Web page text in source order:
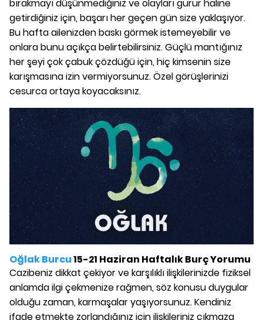
bırakmayı düşünmediğiniz ve olayları gurur haline
getirdiğiniz için, başarı her geçen gün size yaklaşıyor.
Bu hafta ailenizden baskı görmek istemeyebilir ve
onlara bunu açıkça belirtebilirsiniz. Güçlü mantığınız
her şeyi çok çabuk çözdüğü için, hiç kimsenin size
karışmasına izin vermiyorsunuz. Özel görüşlerinizi
cesurca ortaya koyacaksınız.
Oğlak Burcu15-21 Haziran Haftalık Burç Yorumu
Cazibeniz dikkat çekiyor ve karşılıklı ilişkilerinizde fiziksel
anlamda ilgi çekmenize rağmen, söz konusu duygular
olduğu zaman, karmaşalar yaşıyorsunuz. Kendiniz
ifade etmekte zorlandığınız için ilişkileriniz çıkmaza